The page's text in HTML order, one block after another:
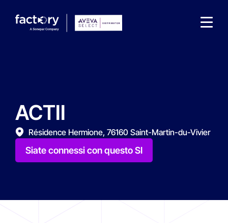
Che cosa sta cercando ?
ACTII
Résidence Hermione, 76160 Saint-Martin-du-Vivier
Siate connessi con questo SI